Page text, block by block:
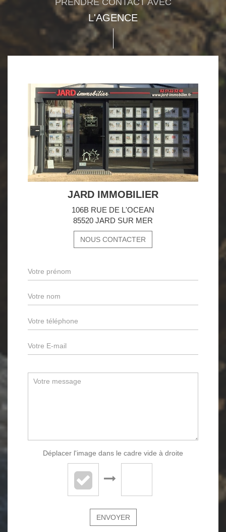
L'AGENCE
JARD IMMOBILIER
106B RUE DE L'OCEAN
85520 JARD SUR MER
NOUS CONTACTER
Déplacer l'image dans le cadre vide à droite
ENVOYER